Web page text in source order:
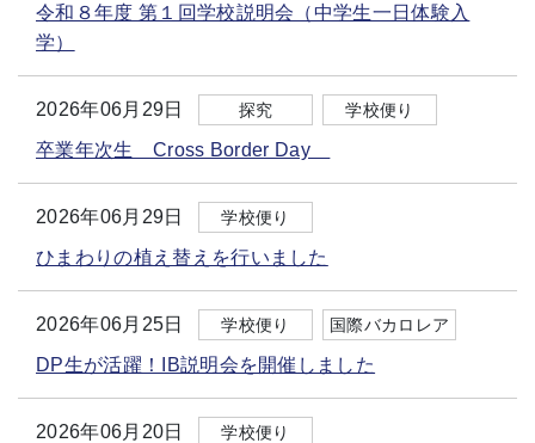
令和８年度 第１回学校説明会（中学生一日体験入
学）
2026年06月29日 探究 学校便り
卒業年次生 Cross Border Day
2026年06月29日 学校便り
ひまわりの植え替えを行いました
2026年06月25日 学校便り 国際バカロレア
DP生が活躍！IB説明会を開催しました
2026年06月20日 学校便り